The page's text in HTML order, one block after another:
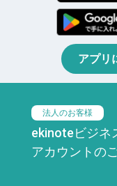
アプリ
法人のお客様
ekinoteビジネ
アカウントの